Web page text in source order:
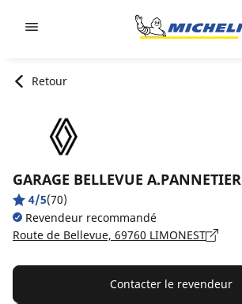
Retour
GARAGE BELLEVUE A.PANNETIER
4/5(70)
Revendeur recommandé
Route de Bellevue, 69760 LIMONEST
Contacter le revendeur